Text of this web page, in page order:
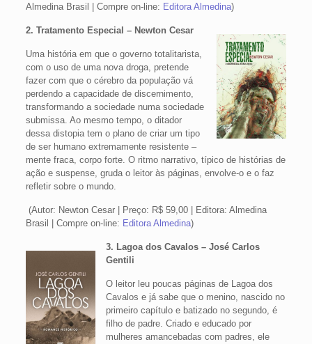
Almedina Brasil | Compre on-line: Editora Almedina)
2. Tratamento Especial – Newton Cesar
Uma história em que o governo totalitarista,
com o uso de uma nova droga, pretende
fazer com que o cérebro da população vá
perdendo a capacidade de discernimento,
transformando a sociedade numa sociedade
submissa. Ao mesmo tempo, o ditador
dessa distopia tem o plano de criar um tipo
de ser humano extremamente resistente –
mente fraca, corpo forte. O ritmo narrativo, típico de histórias de
ação e suspense, gruda o leitor às páginas, envolve-o e o faz
refletir sobre o mundo.
(Autor: Newton Cesar | Preço: R$ 59,00 | Editora: Almedina
Brasil | Compre on-line: Editora Almedina)
3. Lagoa dos Cavalos – José Carlos
Gentili
O leitor leu poucas páginas de Lagoa dos
Cavalos e já sabe que o menino, nascido no
primeiro capítulo e batizado no segundo, é
filho de padre. Criado e educado por
mulheres amancebadas com padres, ele